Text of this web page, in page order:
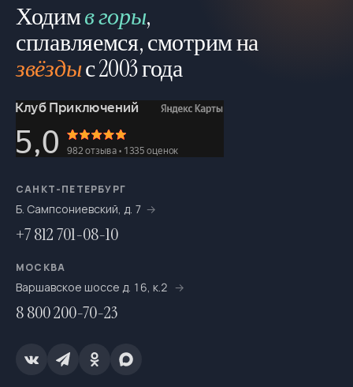
Ходимв горы,
сплавляемся, смотрим на
звёздыс 2003 года
САНКТ-ПЕТЕРБУРГ
Б. Сампсониевский, д. 7
+7 812 701-08-10
МОСКВА
Варшавское шоссе д. 16, к.2
8 800 200-70-23